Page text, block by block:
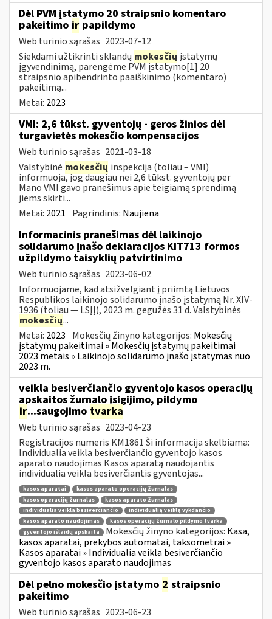
Dėl PVM įstatymo 20 straipsnio komentaro
pakeitimo ir papildymo
Web turinio sąrašas 2023-07-12
Siekdami užtikrinti sklandų mokesčių įstatymų
įgyvendinimą, parengėme PVM įstatymo[1] 20
straipsnio apibendrinto paaiškinimo (komentaro)
pakeitimą...
Metai: 2023
VMI: 2,6 tūkst. gyventojų - geros žinios dėl
turgavietės mokesčio kompensacijos
Web turinio sąrašas 2021-03-18
Valstybinė mokesčių inspekcija (toliau – VMI)
informuoja, jog daugiau nei 2,6 tūkst. gyventojų per
Mano VMI gavo pranešimus apie teigiamą sprendimą
jiems skirti...
Metai: 2021 Pagrindinis: Naujiena
Informacinis pranešimas dėl laikinojo
solidarumo įnašo deklaracijos KIT713 formos
užpildymo taisyklių patvirtinimo
Web turinio sąrašas 2023-06-02
Informuojame, kad atsižvelgiant į priimtą Lietuvos
Respublikos laikinojo solidarumo įnašo įstatymą Nr. XIV-
1936 (toliau — LSĮĮ), 2023 m. gegužės 31 d. Valstybinės
mokesčių...
Metai: 2023 Mokesčių žinyno kategorijos: Mokesčių
įstatymų pakeitimai » Mokesčių įstatymų pakeitimai
2023 metais » Laikinojo solidarumo įnašo įstatymas nuo
2023 m.
veikla besiverčiančio gyventojo kasos operacijų
apskaitos žurnalo įsigijimo, pildymo
ir...saugojimo tvarka
Web turinio sąrašas 2023-04-23
Registracijos numeris KM1861 Ši informacija skelbiama:
Individualia veikla besiverčiančio gyventojo kasos
aparato naudojimas Kasos aparatą naudojantis
individualia veikla besiverčiantis gyventojas...
kasos aparatai
kasos aparato operacijų žurnalas
kasos operacijų žurnalas
kasos aparato žurnalas
individualia veikla besiverčiančio
individualią veiklą vykdančio
kasos aparato naudojimas
kasos operacijų žurnalo pildymo tvarka
gyventojo išlaidų apskaita
Mokesčių žinyno kategorijos: Kasa,
kasos aparatai, prekybos automatai, taksometrai »
Kasos aparatai » Individualia veikla besiverčiančio
gyventojo kasos aparato naudojimas
Dėl pelno mokesčio įstatymo 2 straipsnio
pakeitimo
Web turinio sąrašas 2023-06-23